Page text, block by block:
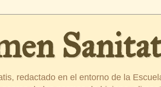
redactado en el entorno de la